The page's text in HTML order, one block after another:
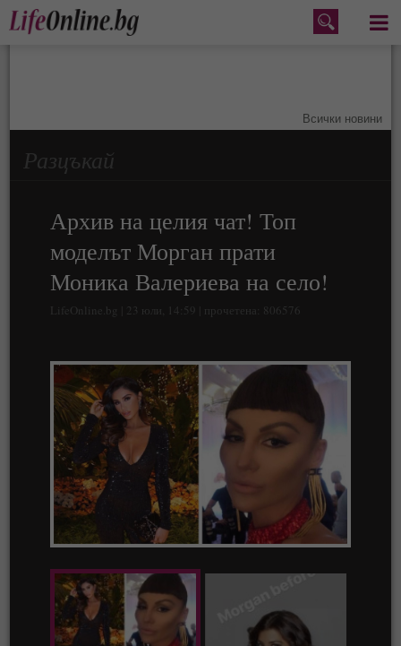
Меню
Всички новини
Разцъкай
Архив на целия чат! Топ
моделът Морган прати
Моника Валериева на село!
LifeOnline.bg | 23 юли, 14:59 | прочетена: 806576